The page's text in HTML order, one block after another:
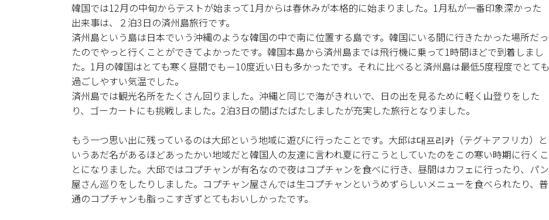
韓国では12月の中旬からテストが始まって1月からは春休みが本格的に始まりました。1月私が一番印象深かった
出来事は、２泊3日の済州島旅行です。
済州島という島は日本でいう沖縄のような韓国の中で南に位置する島です。韓国にいる間に行きたかった場所だっ
たのでやっと行くことができてよかったです。韓国本島から済州島までは飛行機に乗って1時間ほどで到着しまし
た。1月の韓国はとても寒く昼間でも－10度近い日も多かったです。それに比べると済州島は最低5度程度でとても
過ごしやすい気温でした。
済州島では観光名所をたくさん回りました。沖縄と同じで海がきれいで、日の出を見るために軽く山登りをした
り、ゴーカートにも挑戦しました。2泊3日の間ばたばたしましたが充実した旅行となりました。
もう一つ思い出に残っているのは大邱という地域に遊びに行ったことです。大邱は대프리카（テグ＋アフリカ）と
いうあだ名があるほどあったかい地域だと韓国人の友達に言われ夏に行こうとしていたのをこの寒い時期に行くこ
とになりました。大邱ではコプチャンが有名なので夜はコプチャンを食べに行き、昼間はカフェに行ったり、パン
屋さん巡りをしたりしました。コプチャン屋さんでは生コプチャンというめずらしいメニューを食べられたり、普
通のコプチャンも脂っこすぎずとてもおいしかったです。